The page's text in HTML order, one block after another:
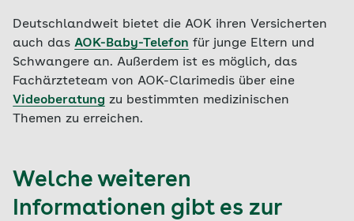
Deutschlandweit bietet die AOK ihren Versicherten
auch das AOK-Baby-Telefon für junge Eltern und
Schwangere an. Außerdem ist es möglich, das
Fachärzteteam von AOK-Clarimedis über eine
Videoberatung zu bestimmten medizinischen
Themen zu erreichen.
Welche weiteren
Informationen gibt es zur